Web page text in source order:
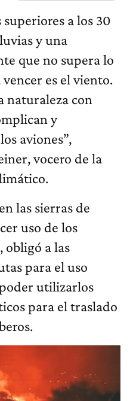
a los 30
y una
que no supera lo
es el viento.
naturaleza con
y
aviones”,
vocero de la
las sierras de
uso de los
obligó a las
para el uso
utilizarlos
para el traslado